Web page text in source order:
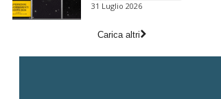
31 Luglio 2026
Carica altri